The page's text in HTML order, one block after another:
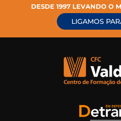
DESDE 1997 LEVANDO O
LIGAMOS